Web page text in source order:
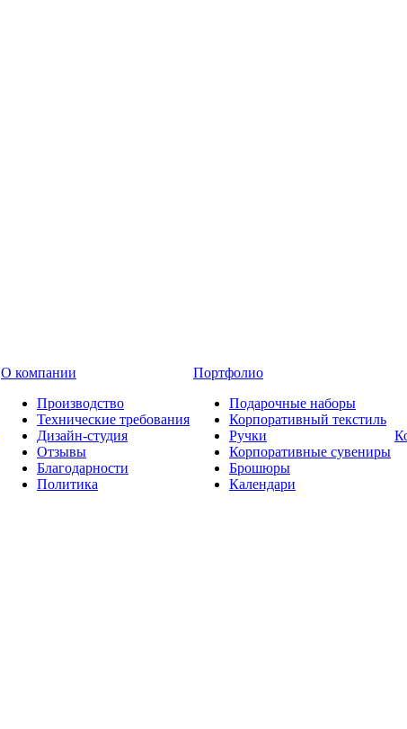
О компании
Производство
Технические требования
Дизайн-студия
Отзывы
Благодарности
Политика
Портфолио
Подарочные наборы
Корпоративный текстиль
Ручки
Корпоративные сувениры
Брошюры
Календари